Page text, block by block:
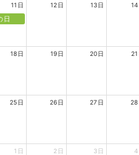
11日
日
12日 13日 14
18日 19日 20日 21
25日 26日 27日 28
1日 2日 3日 4